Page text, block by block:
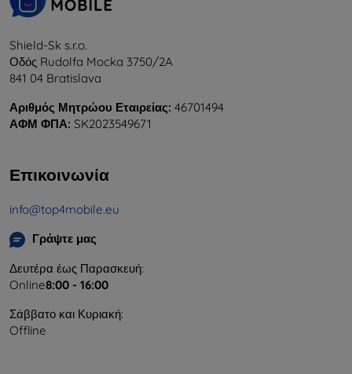
Shield-Sk s.r.o.
Οδός Rudolfa Mocka 3750/2A
841 04 Bratislava
Αριθμός Μητρώου Εταιρείας: 46701494
ΑΦΜ ΦΠΑ: SK2023549671
Επικοινωνία
info@top4mobile.eu
Γράψτε μας
Δευτέρα έως Παρασκευή:
Online8:00 - 16:00
Σάββατο και Κυριακή:
Offline